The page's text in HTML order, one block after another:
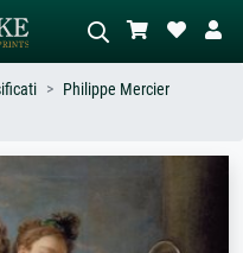
scuro, nudo in piedi vicino a un
albero.
Philippe Mercier